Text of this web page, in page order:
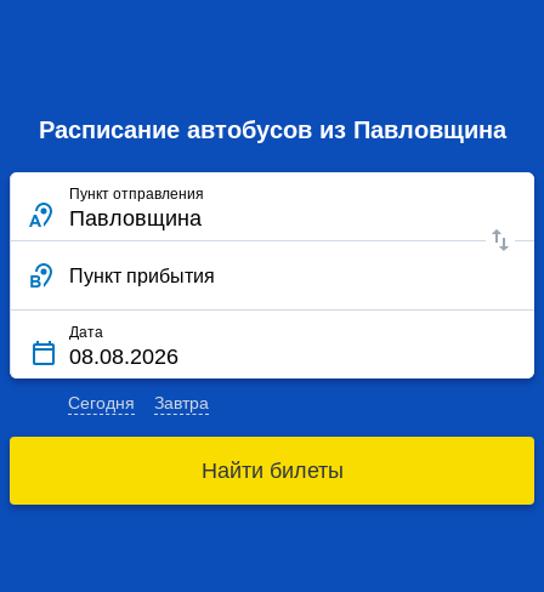
Расписание автобусов из Павловщина
Пункт отправления
Пункт прибытия
Дата
Сегодня Завтра
Найти билеты